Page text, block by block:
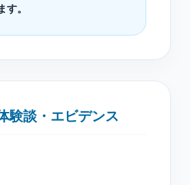
。
験談・エビデンス